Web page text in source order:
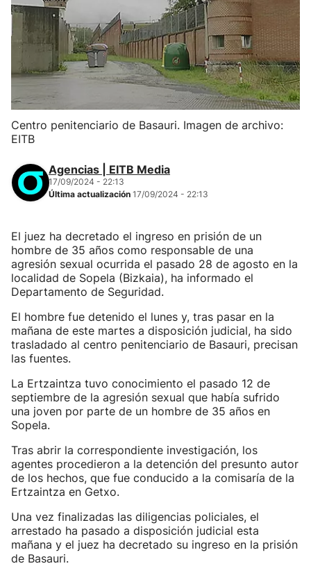
Centro penitenciario de Basauri. Imagen de archivo:
EITB
Agencias | EITB Media
17/09/2024 - 22:13
Última actualización 17/09/2024 - 22:13
El juez ha decretado el ingreso en prisión de un
hombre de 35 años como responsable de una
agresión sexual ocurrida el pasado 28 de agosto en la
localidad de Sopela (Bizkaia), ha informado el
Departamento de Seguridad.
El hombre fue detenido el lunes y, tras pasar en la
mañana de este martes a disposición judicial, ha sido
trasladado al centro penitenciario de Basauri, precisan
las fuentes.
La Ertzaintza tuvo conocimiento el pasado 12 de
septiembre de la agresión sexual que había sufrido
una joven por parte de un hombre de 35 años en
Sopela.
Tras abrir la correspondiente investigación, los
agentes procedieron a la detención del presunto autor
de los hechos, que fue conducido a la comisaría de la
Ertzaintza en Getxo.
Una vez finalizadas las diligencias policiales, el
arrestado ha pasado a disposición judicial esta
mañana y el juez ha decretado su ingreso en la prisión
de Basauri.